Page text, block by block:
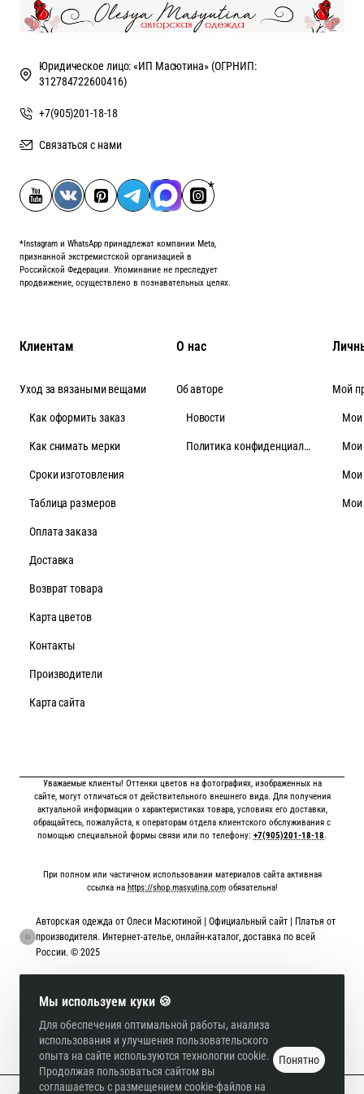
Мы используем куки 🍪
Для обеспечения оптимальной работы, анализа
использования и улучшения пользовательского
опыта на сайте используются технологии cookie.
Продолжая пользоваться сайтом вы
соглашаетесь с размещением cookie-файлов на
Понятно
Юридическое лицо: «ИП Масютина» (ОГРНИП:
312784722600416)
+7(905)201-18-18
Связаться с нами
*Instagram и WhatsApp принадлежат компании Meta,
признанной экстремистской организацией в
Российской Федерации. Упоминание не преследует
продвижение, осуществлено в познавательных целях.
Клиентам
Уход за вязаными вещами
Как оформить заказ
Как снимать мерки
Cроки изготовления
Таблица размеров
Оплата заказа
Доставка
Возврат товара
Карта цветов
Контакты
Производители
Карта сайта
О нас
Об авторе
Новости
Политика конфиденциальности
Мой
Мои
Мои
Мои
Мои
Уважаемые клиенты! Оттенки цветов на фотографиях, изображенных на
сайте, могут отличаться от действительного внешнего вида. Для получения
актуальной информации о характеристиках товара, условиях его доставки,
обращайтесь, пожалуйста, к операторам отдела клиентского обслуживания с
помощью специальной формы связи или по телефону: +7(905)201-18-18.
При полном или частичном использовании материалов сайта активная
ссылка на https://shop.masyutina.comобязательна!
Авторская одежда от Олеси Масютиной | Официальный сайт | Платья от
производителя. Интернет-ателье, онлайн-каталог, доставка по всей
России. © 2025
Онлайн оплата картой